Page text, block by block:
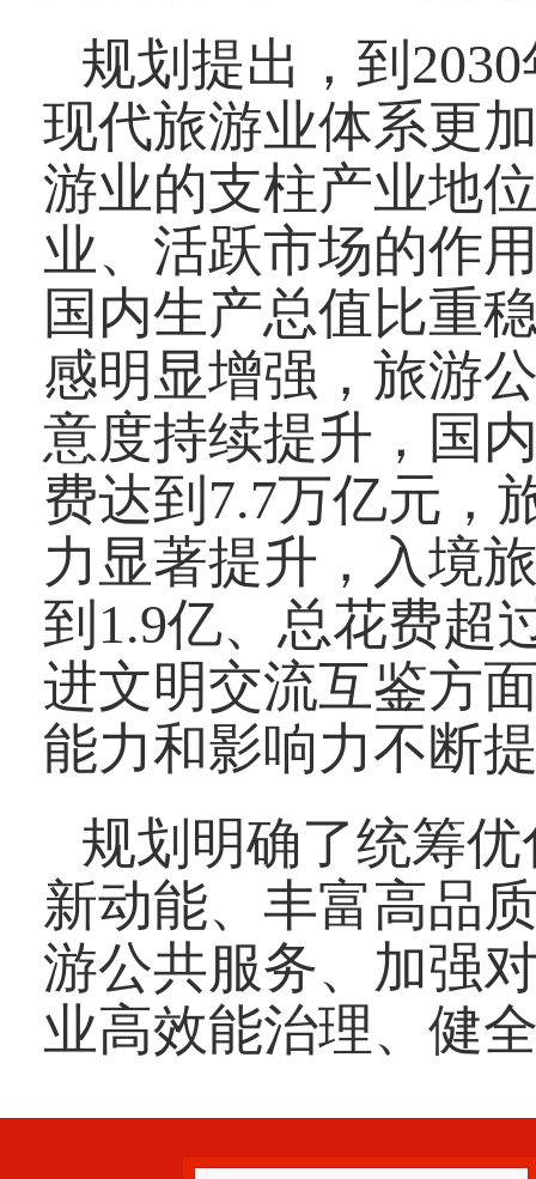
规划提出，到
现代旅游业体系更
游业的支柱产业地
业、活跃市场的作
国内生产总值比重
感明显增强，旅游
意度持续提升，国
费达到7.7万亿元，
力显著提升，入境
到1.9亿、总花费超
进文明交流互鉴方
能力和影响力不断
规划明确了统筹
新动能、丰富高品
游公共服务、加强
业高效能治理、健